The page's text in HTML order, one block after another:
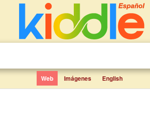
Web Imágenes English